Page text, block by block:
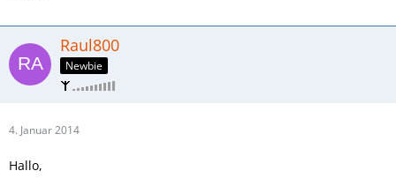
Raul800
Newbie
4. Januar 2014
Hallo,